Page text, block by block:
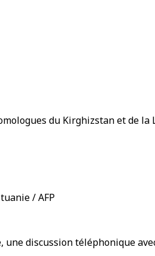
du Kirghizstan et de
/ AFP
discussion téléphonique